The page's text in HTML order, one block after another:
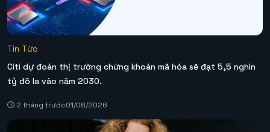
Tin Tức
Citi dự đoán thị trường chứng khoán mã hóa sẽ đạt 5,5 nghìn
tỷ đô la vào năm 2030.
2 tháng trước01/06/2026